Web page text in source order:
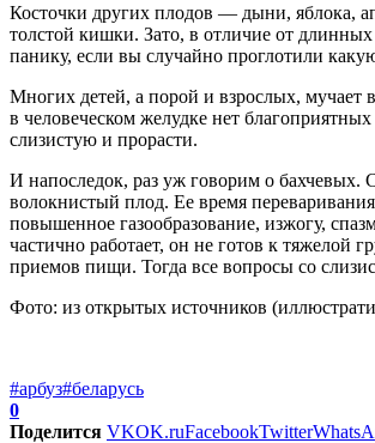
Косточки других плодов — дыни, яблока,
толстой кишки. Зато, в отличие от
панику, если вы случайно проглотили
Многих детей, а порой и взрослых, мучает
в человеческом желудке нет
слизистую и прорасти.
И напоследок, раз уж говорим о бахчевых.
волокнистый плод. Ее время
повышенное газообразование, изжогу,
частично работает, он не готов к тяжелой
приемов пищи. Тогда все вопросы со
Фото: из открытых источников
#арбуз#беларусь
0
Поделится VKOK.ruFacebookTwitter